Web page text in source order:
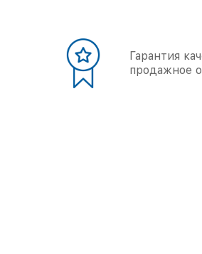
Гарантия
продажное